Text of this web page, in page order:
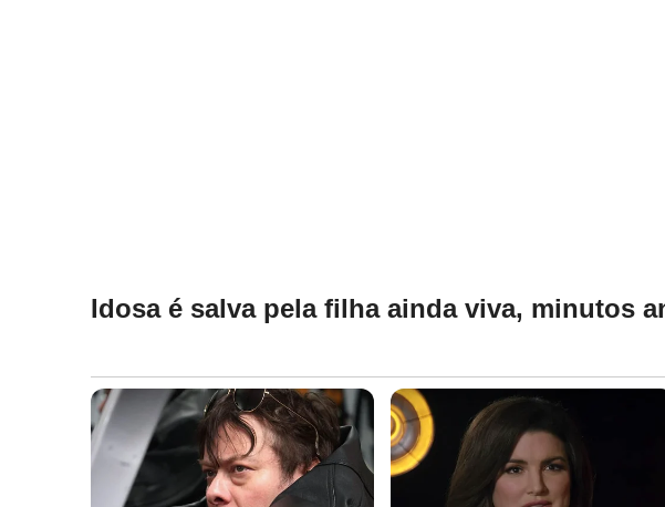
Idosa é salva pela filha ainda viva, minutos